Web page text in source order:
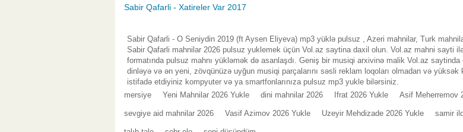
Sabir Qafarli - Xatireler Var 2017
Sabir Qafarli - O Seniydin 2019 (ft Aysen Eliyeva) mp3 yüklə pulsuz , Azeri mahnilar, Turk
Sabir Qafarli mahnilar 2026 pulsuz yuklemek üçün Vol.az saytina daxil olun. Vol.az mahni sayti
formatında pulsuz mahnı yükləmək də asanlaşdı. Geniş bir musiqi arxivinə malik Vol.az saytinda
dinləyə və ən yeni, zövqünüzə uyğun musiqi parçalarını səsli reklam loqoları olmadan və yüksək
istifadə etdiyiniz kompyuter və ya smartfonlarınıza pulsuz mp3 yukle bilərsiniz.
mersiye Yeni Mahnilar 2026 Yukle dini mahnilar 2026 Ifrat 2026 Yukle Asif Meherremov
sevgiye aid mahnilar 2026 Vasif Azimov 2026 Yukle Uzeyir Mehdizade 2026 Yukle samir